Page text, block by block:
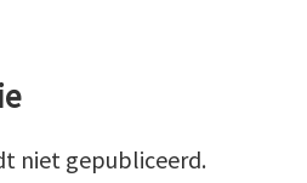
niet gepubliceerd.